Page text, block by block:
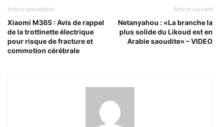
Article précédent
Xiaomi M365 : Avis de rappel
de la trottinette électrique
pour risque de fracture et
commotion cérébrale
Article suivant
Netanyahou : «La branche la
plus solide du Likoud est en
Arabie saoudite» – VIDEO